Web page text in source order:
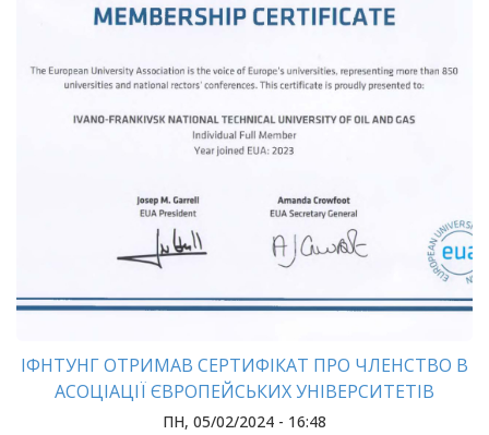
ІФНТУНГ ОТРИМАВ СЕРТИФІКАТ ПРО ЧЛЕНСТВО В
АСОЦІАЦІЇ ЄВРОПЕЙСЬКИХ УНІВЕРСИТЕТІВ
ПН, 05/02/2024 - 16:48